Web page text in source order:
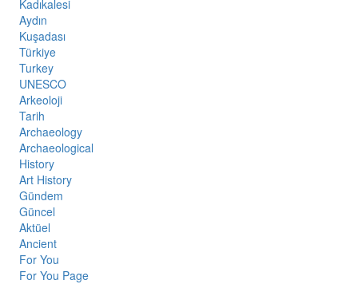
Kadıkalesi
Aydın
Kuşadası
Türkiye
Turkey
UNESCO
Arkeoloji
Tarih
Archaeology
Archaeological
History
Art History
Gündem
Güncel
Aktüel
Ancient
For You
For You Page